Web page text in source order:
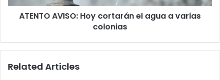
colonias
ATENTO AVISO: Hoy cortarán el agua a varias
colonias
Related Articles